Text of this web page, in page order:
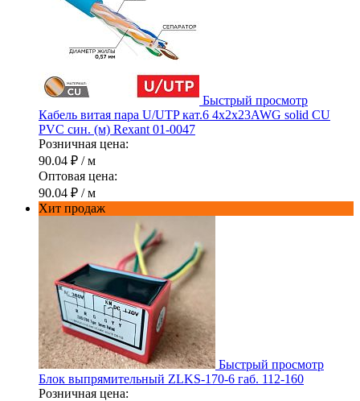
Быстрый просмотр
Кабель витая пара U/UTP кат.6 4х2х23AWG solid CU
PVC син. (м) Rexant 01-0047
Розничная цена:
90.04 ₽ / м
Оптовая цена:
90.04 ₽ / м
Хит продаж
Быстрый просмотр
Блок выпрямительный ZLKS-170-6 габ. 112-160
Розничная цена: